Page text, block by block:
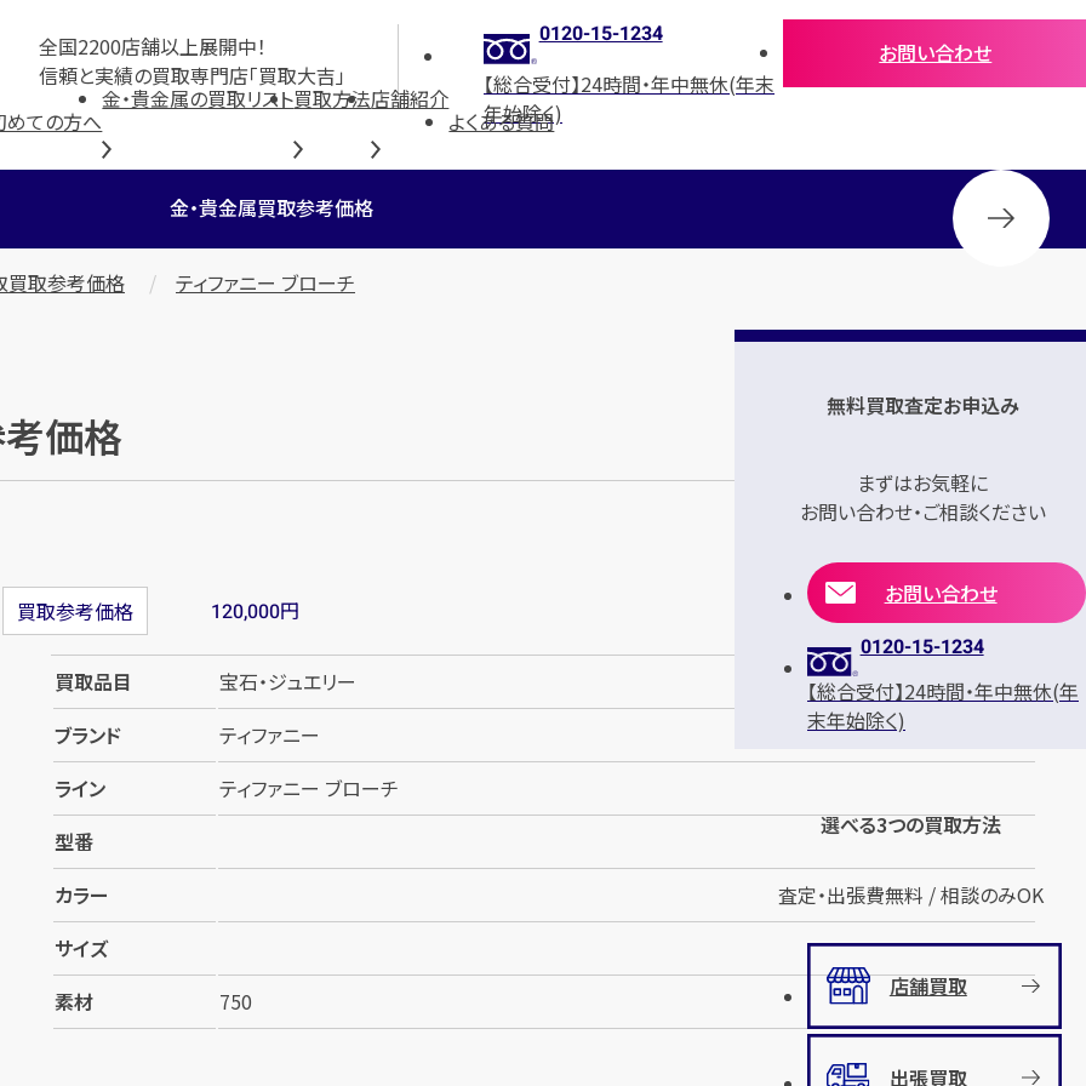
全国2200店舗以上展開中！
信頼と実績の買取専門店「買取大吉」
0120-15-1234
【総合受付】24時間・年中無休(年末
年始除く)
お問い合わせ
めての方へ
金・貴金属の買取リスト買取方法店舗紹介
よくある質問
金・貴金属買取参考価格
買取参考価格 ティファニー ブローチ
考価格
買取参考価格 120,000円
買取品目
宝石・ジュエリー
ブランド
ティファニー
ライン
ティファニー ブローチ
型番
カラー
サイズ
素材
750
無料買取査定お申込み
まずはお気軽に
お問い合わせ・ご相談ください
お問い合わせ
0120-15-1234
【総合受付】24時間・年中無休(年
末年始除く)
選べる3つの買取方法
査定・出張費無料 / 相談のみOK
店舗買取
出張買取